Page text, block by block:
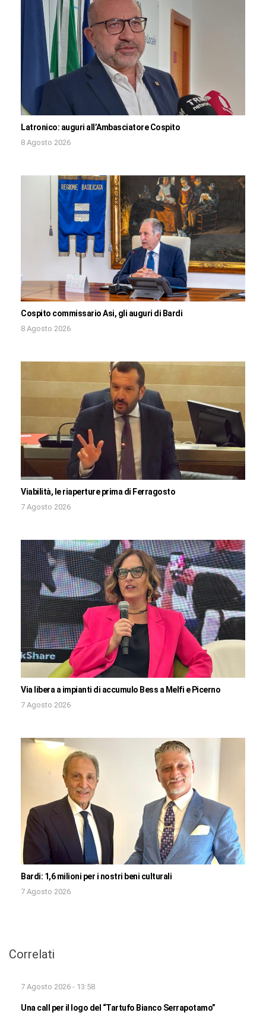
Latronico: auguri all’Ambasciatore Cospito
8 Agosto 2026
Cospito commissario Asi, gli auguri di Bardi
8 Agosto 2026
Viabilità, le riaperture prima di Ferragosto
7 Agosto 2026
Via libera a impianti di accumulo Bess a Melfi e Picerno
7 Agosto 2026
Bardi: 1,6 milioni per i nostri beni culturali
7 Agosto 2026
Correlati
7 Agosto 2026 - 13:58
Una call per il logo del “Tartufo Bianco Serrapotamo”